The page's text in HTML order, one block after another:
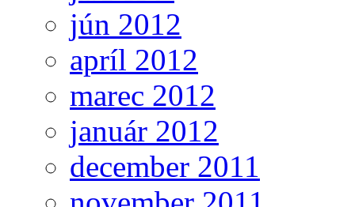
jún 2012
apríl 2012
marec 2012
január 2012
december 2011